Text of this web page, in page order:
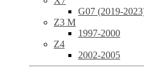
G07 (2019-
Z3 M
1997-2000
Z4
2002-2005